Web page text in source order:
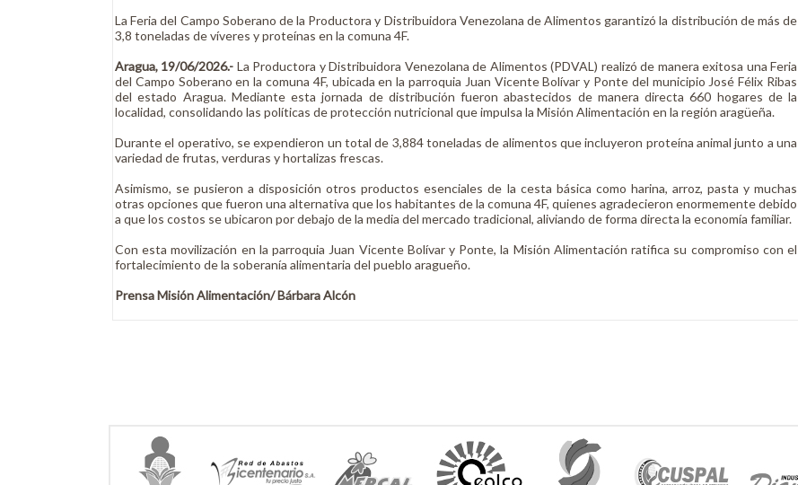
La Feria del Campo Soberano de la Productora y Distribuidora Venezolana de Alimentos garantizó la distribución de más de
3,8 toneladas de víveres y proteínas en la comuna 4F.
Aragua, 19/06/2026.- La Productora y Distribuidora Venezolana de Alimentos (PDVAL) realizó de manera exitosa una Feria
del Campo Soberano en la comuna 4F, ubicada en la parroquia Juan Vicente Bolívar y Ponte del municipio José Félix Ribas
del estado Aragua. Mediante esta jornada de distribución fueron abastecidos de manera directa 660 hogares de la
localidad, consolidando las políticas de protección nutricional que impulsa la Misión Alimentación en la región aragüeña.
Durante el operativo, se expendieron un total de 3,884 toneladas de alimentos que incluyeron proteína animal junto a una
variedad de frutas, verduras y hortalizas frescas.
Asimismo, se pusieron a disposición otros productos esenciales de la cesta básica como harina, arroz, pasta y muchas
otras opciones que fueron una alternativa que los habitantes de la comuna 4F, quienes agradecieron enormemente debido
a que los costos se ubicaron por debajo de la media del mercado tradicional, aliviando de forma directa la economía familiar.
Con esta movilización en la parroquia Juan Vicente Bolívar y Ponte, la Misión Alimentación ratifica su compromiso con el
fortalecimiento de la soberanía alimentaria del pueblo aragueño.
Prensa Misión Alimentación/ Bárbara Alcón